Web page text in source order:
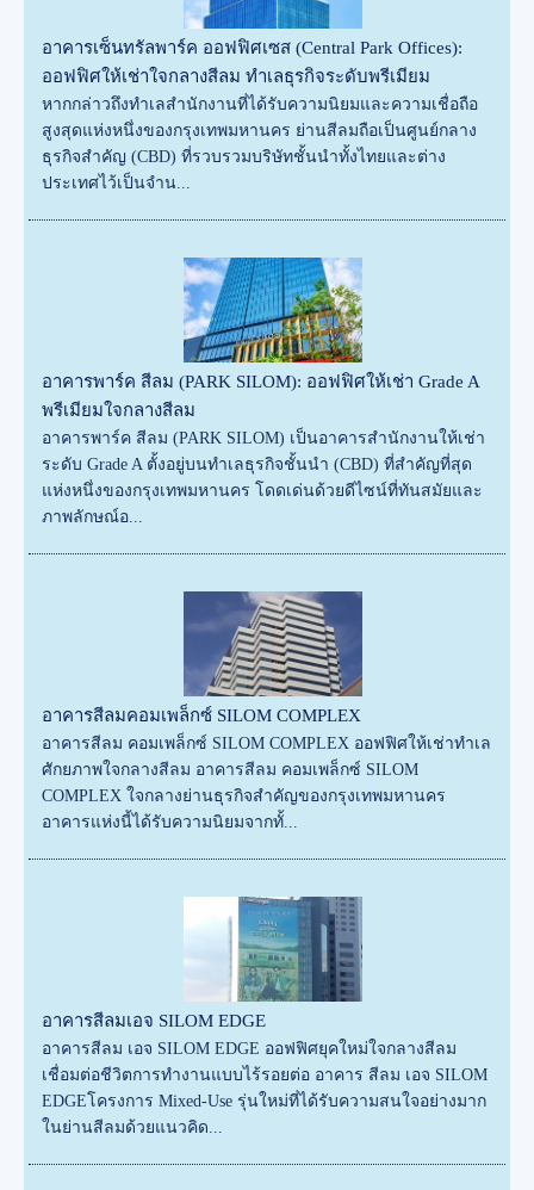
อาคารเซ็นทรัลพาร์ค ออฟฟิศเซส (Central Park Offices):
ออฟฟิศให้เช่าใจกลางสีลม ทำเลธุรกิจระดับพรีเมียม
หากกล่าวถึงทำเลสำนักงานที่ได้รับความนิยมและความเชื่อถือ
สูงสุดแห่งหนึ่งของกรุงเทพมหานคร ย่านสีลมถือเป็นศูนย์กลาง
ธุรกิจสำคัญ (CBD) ที่รวบรวมบริษัทชั้นนำทั้งไทยและต่าง
ประเทศไว้เป็นจำน...
อาคารพาร์ค สีลม (PARK SILOM): ออฟฟิศให้เช่า Grade A
พรีเมียมใจกลางสีลม
อาคารพาร์ค สีลม (PARK SILOM) เป็นอาคารสำนักงานให้เช่า
ระดับ Grade A ตั้งอยู่บนทำเลธุรกิจชั้นนำ (CBD) ที่สำคัญที่สุด
แห่งหนึ่งของกรุงเทพมหานคร โดดเด่นด้วยดีไซน์ที่ทันสมัยและ
ภาพลักษณ์อ...
อาคารสีลมคอมเพล็กซ์ SILOM COMPLEX
อาคารสีลม คอมเพล็กซ์ SILOM COMPLEX ออฟฟิศให้เช่าทำเล
ศักยภาพใจกลางสีลม อาคารสีลม คอมเพล็กซ์ SILOM
COMPLEX ใจกลางย่านธุรกิจสำคัญของกรุงเทพมหานคร
อาคารแห่งนี้ได้รับความนิยมจากทั้...
อาคารสีลมเอจ SILOM EDGE
อาคารสีลม เอจ SILOM EDGE ออฟฟิศยุคใหม่ใจกลางสีลม
เชื่อมต่อชีวิตการทำงานแบบไร้รอยต่อ อาคาร สีลม เอจ SILOM
EDGEโครงการ Mixed-Use รุ่นใหม่ที่ได้รับความสนใจอย่างมาก
ในย่านสีลมด้วยแนวคิด...